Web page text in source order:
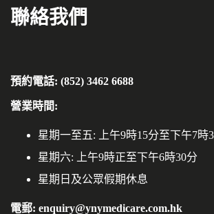
聯絡我們
預約電話: (852) 3462 6688
營業時間:
星期一至五: 上午9時15分至下午7時
星期六: 上午9時正至下午6時30分
星期日及公眾假期休息
電郵: enquiry@ynymedicare.com.hk